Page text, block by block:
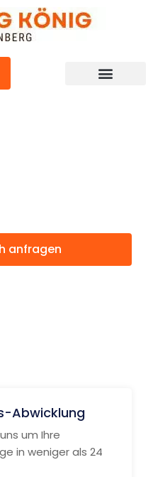
anfragen
Abwicklung
um Ihre
in weniger als 24